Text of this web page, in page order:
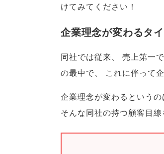
けてみてください！
企業理念が変わるタ
同社では従来、 売上第一
の最中で、 これに伴って
企業理念が変わるというの
そんな同社の持つ顧客目